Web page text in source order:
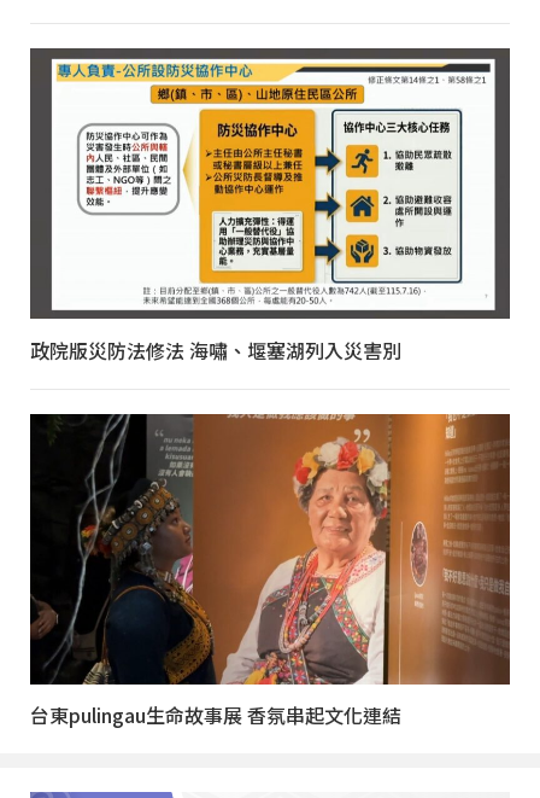
政院版災防法修法 海嘯、堰塞湖列入災害別
台東pulingau生命故事展 香氛串起文化連結